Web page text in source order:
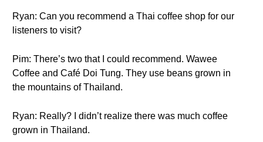
Ryan: Can you recommend a Thai coffee shop for our
listeners to visit?
Pim: There’s two that I could recommend. Wawee
Coffee and Café Doi Tung. They use beans grown in
the mountains of Thailand.
Ryan: Really? I didn’t realize there was much coffee
grown in Thailand.